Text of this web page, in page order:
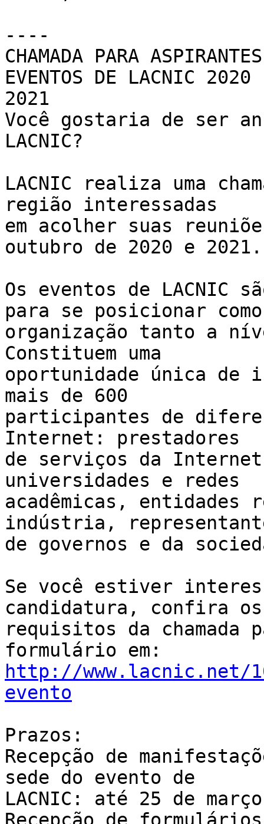
----
CHAMADA PARA
EVENTOS DE LACNIC
2021
Você gostaria de ser
LACNIC?
LACNIC realiza uma
região interessadas
em acolher suas
outubro de 2020 e 2021.
Os eventos de LACNIC
para se posicionar
organização tanto a
Constituem uma
oportunidade única de
mais de 600
participantes de
Internet: prestadores
de serviços da
universidades e redes
acadêmicas,
indústria,
de governos e da
Se você estiver
candidatura, confira
requisitos da chamada
http://www.lacnic.net/
evento
Prazos:
Recepção de
sede do evento de
LACNIC: até 25 de